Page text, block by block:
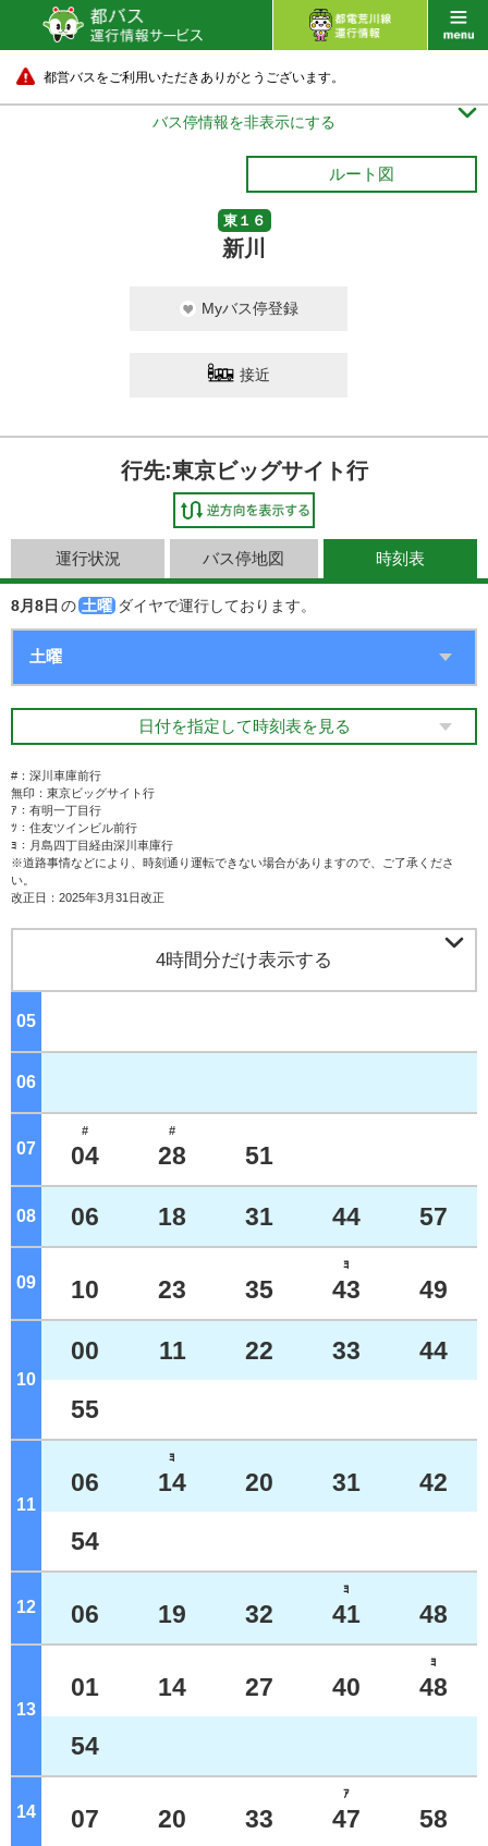
都営バスをご利用いただきありがとうございます。
バス停情報を非表示にする 
ルート図
東１６
新川
Myバス停登録
接近
行先:東京ビッグサイト行
運行状況 バス停地図 時刻表
8月8日 の 土曜 ダイヤで運行しております。
日付を指定して時刻表を見る
#：深川車庫前行
無印：東京ビッグサイト行
ｱ：有明一丁目行
ﾂ：住友ツインビル前行
ﾖ：月島四丁目経由深川車庫行
※道路事情などにより、時刻通り運転できない場合がありますので、ご了承くださ
い。
改正日：2025年3月31日改正
4時間分だけ表示する 
05
06
07
#
04
#
28 51
08 06 18 31 44 57
09 10 23 35
ﾖ
43 49
10 ジ
00 11 22 33 44
55
11
06
ﾖ
14 20 31 42
54
12 06 19 32
ﾖ
41 48
13
01 14 27 40
ﾖ
48
54
14 07 20 33
ｱ
47 58